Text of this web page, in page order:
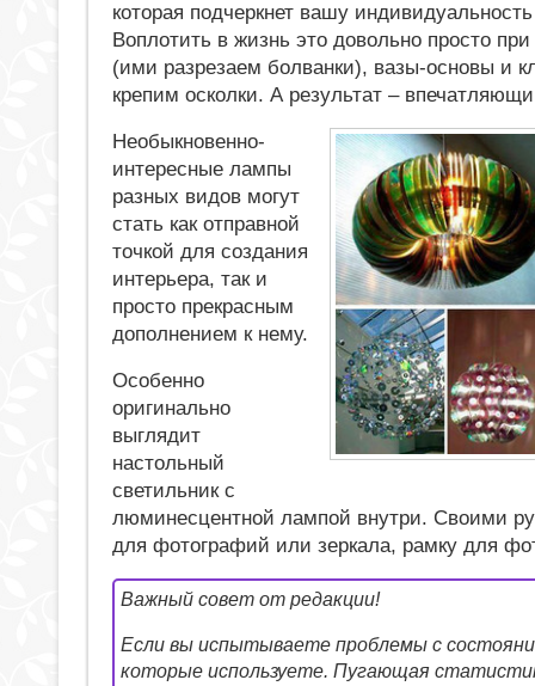
которая подчеркнет вашу
Воплотить в жизнь это довольно просто
(ими разрезаем болванки), вазы-основы и
крепим осколки. А результат –
Необыкновенно-
интересные лампы
разных видов могут
стать как отправной
точкой для создания
интерьера, так и
просто прекрасным
дополнением к нему.
Особенно
оригинально
выглядит
настольный
светильник с
люминесцентной лампой внутри. Своими
для фотографий или зеркала, рамку для
Важный совет от редакции!
Если вы испытываете проблемы с
которые используете. Пугающая